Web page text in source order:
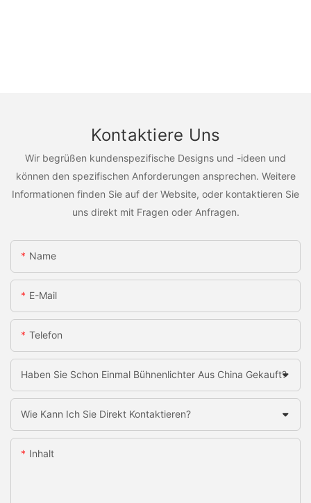
Kontaktiere Uns
Wir begrüßen kundenspezifische Designs und -ideen und
können den spezifischen Anforderungen ansprechen. Weitere
Informationen finden Sie auf der Website, oder kontaktieren Sie
uns direkt mit Fragen oder Anfragen.
Name
E-Mail
Telefon
Haben Sie Schon Einmal Bühnenlichter Aus China Gekauft?
Wie Kann Ich Sie Direkt Kontaktieren?
Inhalt